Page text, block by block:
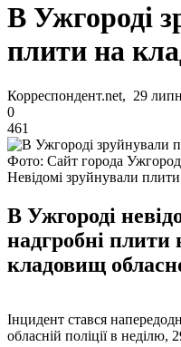
В Ужгороді
плити на
Корреспондент.net, 29
0
461
Фото: Сайт города Ужгород
Невідомі зруйнували
В Ужгороді
надгробні плити
кладовищ
Інцидент стався
обласній поліції в неділю,